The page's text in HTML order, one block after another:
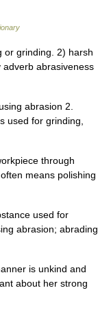
grinding. 2) harsh
adverb abrasiveness
abrasion 2.
used for grinding,
through
means polishing
used for
abrasion; abrading.
is unkind and
about her strong